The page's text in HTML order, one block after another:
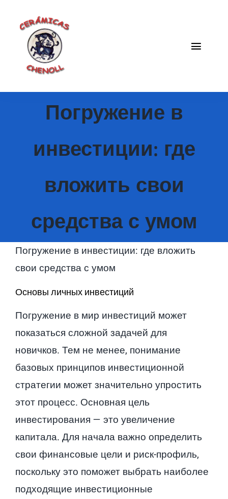
contenido
Toggle
Погружение в
инвестиции: где
вложить свои
средства с умом
Погружение в инвестиции: где вложить
свои средства с умом
Основы личных инвестиций
Погружение в мир инвестиций может
показаться сложной задачей для
новичков. Тем не менее, понимание
базовых принципов инвестиционной
стратегии может значительно упростить
этот процесс. Основная цель
инвестирования — это увеличение
капитала. Для начала важно определить
свои финансовые цели и риск-профиль,
поскольку это поможет выбрать наиболее
подходящие инвестиционные